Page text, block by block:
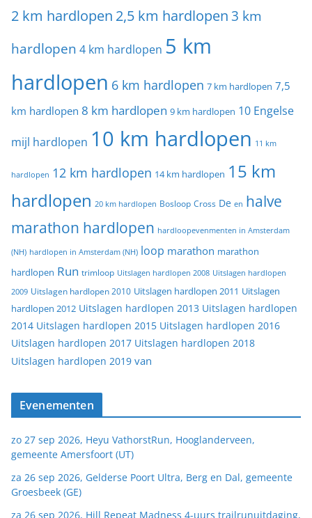
2 km hardlopen 2,5 km hardlopen 3 km
hardlopen 4 km hardlopen 5 km
hardlopen 6 km hardlopen 7 km hardlopen 7,5
km hardlopen 8 km hardlopen 9 km hardlopen 10 Engelse
mijl hardlopen 10 km hardlopen 11 km
hardlopen 12 km hardlopen 14 km hardlopen 15 km
hardlopen 20 km hardlopen Bosloop Cross De en halve
marathon hardlopen hardloopevenmenten in Amsterdam
(NH) hardlopen in Amsterdam (NH) loop marathon marathon
hardlopen Run trimloop Uitslagen hardlopen 2008 Uitslagen hardlopen
2009 Uitslagen hardlopen 2010 Uitslagen hardlopen 2011 Uitslagen
hardlopen 2012 Uitslagen hardlopen 2013 Uitslagen hardlopen
2014 Uitslagen hardlopen 2015 Uitslagen hardlopen 2016
Uitslagen hardlopen 2017 Uitslagen hardlopen 2018
Uitslagen hardlopen 2019 van
Evenementen
zo 27 sep 2026, Heyu VathorstRun, Hooglanderveen,
gemeente Amersfoort (UT)
za 26 sep 2026, Gelderse Poort Ultra, Berg en Dal, gemeente
Groesbeek (GE)
za 26 sep 2026, Hill Repeat Madness 4-uurs trailrunuitdaging,